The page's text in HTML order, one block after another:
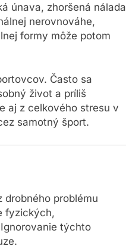
únava, zhoršená nálada
nerovnováhe,
formy môže potom
Často sa
život a príliš
aj z celkového stresu v
samotný šport.
problému
fyzických,
týchto